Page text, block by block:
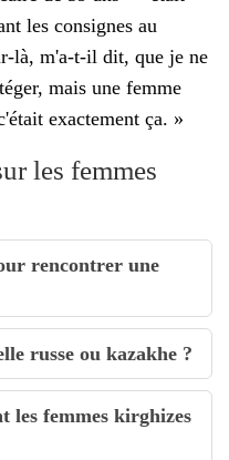
les consignes au
là, m'a-t-il dit, que je ne
mais une femme
exactement ça. »
les femmes
rencontrer une
russe ou kazakhe ?
les femmes kirghizes